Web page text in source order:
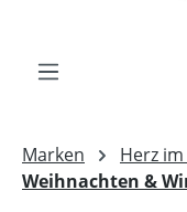
Marken Herz
Weihnachten &